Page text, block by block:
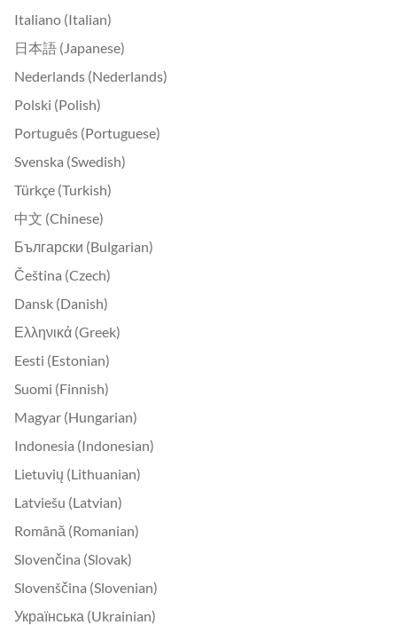
Italiano (Italian)
日本語 (Japanese)
Nederlands (Nederlands)
Polski (Polish)
Português (Portuguese)
Svenska (Swedish)
Türkçe (Turkish)
中文 (Chinese)
Български (Bulgarian)
Čeština (Czech)
Dansk (Danish)
Ελληνικά (Greek)
Eesti (Estonian)
Suomi (Finnish)
Magyar (Hungarian)
Indonesia (Indonesian)
Lietuvių (Lithuanian)
Latviešu (Latvian)
Română (Romanian)
Slovenčina (Slovak)
Slovenščina (Slovenian)
Українська (Ukrainian)